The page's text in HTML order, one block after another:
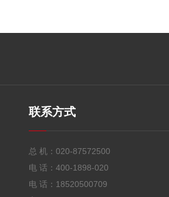
联系方式
总 机： 020-87572500
电 话： 400-1898-020
电 话： 18520500709